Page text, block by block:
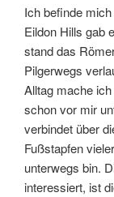
Ich befinde
Eildon Hills gab
stand das
Pilgerwegs
Alltag mache
schon vor mir
verbindet über
Fußstapfen
unterwegs bin.
interessiert, ist